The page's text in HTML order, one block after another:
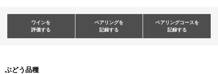
ワインを
評価する
ペアリングを
記録する
ペアリングコースを
記録する
ぶどう品種